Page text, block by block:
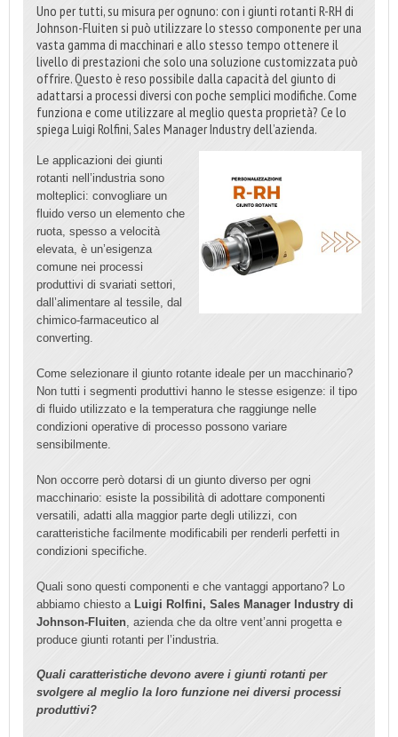
Uno per tutti, su misura per ognuno: con i giunti rotanti R-RH di
Johnson-Fluiten si può utilizzare lo stesso componente per una
vasta gamma di macchinari e allo stesso tempo ottenere il
livello di prestazioni che solo una soluzione customizzata può
offrire. Questo è reso possibile dalla capacità del giunto di
adattarsi a processi diversi con poche semplici modifiche. Come
funziona e come utilizzare al meglio questa proprietà? Ce lo
spiega Luigi Rolfini, Sales Manager Industry dell’azienda.
Le applicazioni dei giunti
rotanti nell’industria sono
molteplici: convogliare un
fluido verso un elemento che
ruota, spesso a velocità
elevata, è un’esigenza
comune nei processi
produttivi di svariati settori,
dall’alimentare al tessile, dal
chimico-farmaceutico al
converting.
Come selezionare il giunto rotante ideale per un macchinario?
Non tutti i segmenti produttivi hanno le stesse esigenze: il tipo
di fluido utilizzato e la temperatura che raggiunge nelle
condizioni operative di processo possono variare
sensibilmente.
Non occorre però dotarsi di un giunto diverso per ogni
macchinario: esiste la possibilità di adottare componenti
versatili, adatti alla maggior parte degli utilizzi, con
caratteristiche facilmente modificabili per renderli perfetti in
condizioni specifiche.
Quali sono questi componenti e che vantaggi apportano? Lo
abbiamo chiesto a Luigi Rolfini, Sales Manager Industry di
Johnson-Fluiten , azienda che da oltre vent’anni progetta e
produce giunti rotanti per l’industria.
Quali caratteristiche devono avere i giunti rotanti per
svolgere al meglio la loro funzione nei diversi processi
produttivi?